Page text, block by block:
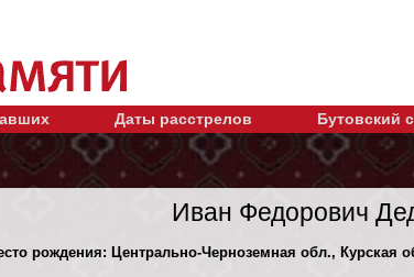
Даты расстрелов Бутовский
Иван Федорович
рождения: Центрально-Черноземная обл., Курская